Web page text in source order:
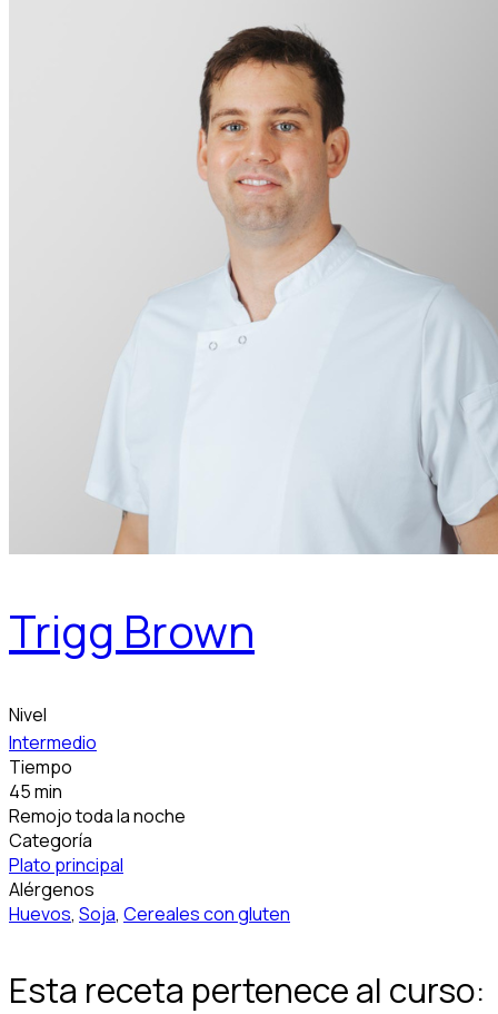
Trigg Brown
Nivel
Intermedio
Tiempo
45 min
Remojo toda la noche
Categoría
Plato principal
Alérgenos
Huevos, Soja, Cereales con gluten
Esta receta pertenece al curso: